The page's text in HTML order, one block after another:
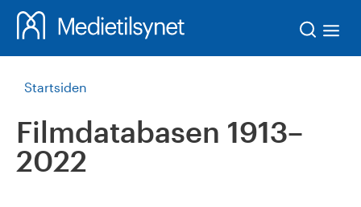
Startsiden
Filmdatabasen 1913–
2022